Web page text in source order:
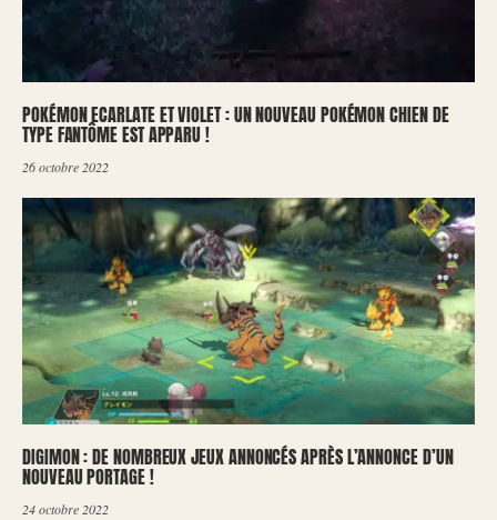
POKÉMON ECARLATE ET VIOLET : UN NOUVEAU POKÉMON CHIEN DE
TYPE FANTÔME EST APPARU !
26 octobre 2022
DIGIMON : DE NOMBREUX JEUX ANNONCÉS APRÈS L’ANNONCE D’UN
NOUVEAU PORTAGE !
24 octobre 2022